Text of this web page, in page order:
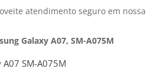
atendimento seguro em nossa
Galaxy A07, SM-A075M
A07 SM-A075M